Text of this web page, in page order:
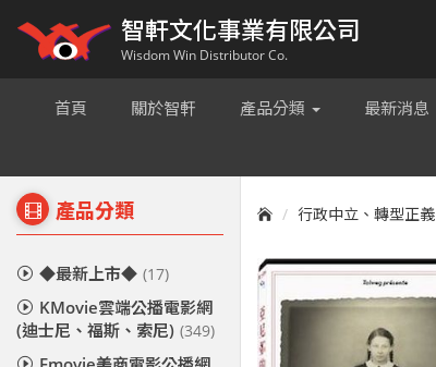
智軒文化事業有限公司
Wisdom Win Distributor Co.
首頁 關於智軒 產品分類 最新消息
產品分類
◆最新上市◆ (17)
KMovie雲端公播電影網
(迪士尼、福斯、索尼) (349)
行政中立、轉型正義